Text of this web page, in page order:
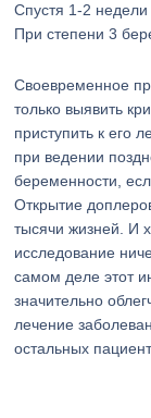
Спустя 1-2
При степени 3
Своевременное
только выявить
приступить к его
при ведении
беременности,
Открытие
тысячи жизней. И
исследование
самом деле этот
значительно
лечение
остальных